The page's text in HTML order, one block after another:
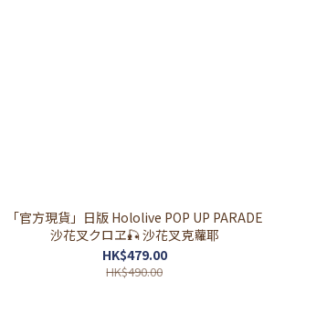
「官方現貨」日版 Hololive POP UP PARADE
沙花叉クロヱ🎣 沙花叉克蘿耶
HK$479.00
HK$490.00